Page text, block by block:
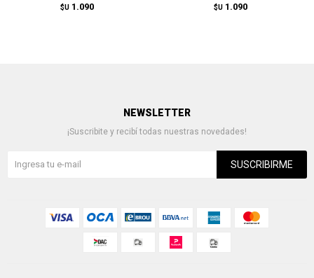
$U 1.090 $U 1.090
NEWSLETTER
¡Suscribite y recibí todas nuestras novedades!
SUSCRIBIRME